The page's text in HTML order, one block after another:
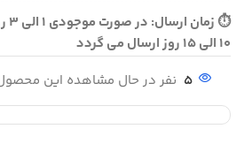
⏱
10 الی 15 روز ارسال می گردد
5 نفر در حال مشاهده این